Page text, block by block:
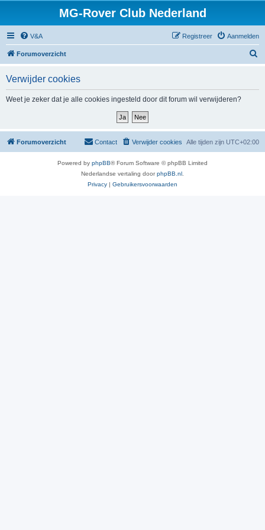
MG-Rover Club Nederland
V&A Aanmelden
Registreer
Forumoverzicht
Verwijder cookies
Weet je zeker dat je alle cookies ingesteld door dit forum wil verwijderen?
Forumoverzicht Alle tijden zijn UTC+02:00
Verwijder cookies
Contact
Powered by phpBB® Forum Software © phpBB Limited
Nederlandse vertaling doorphpBB.nl
Privacy | Gebruikersvoorwaarden